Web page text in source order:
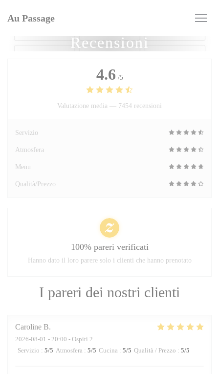
Au Passage
Recensioni
I pareri dei nostri clienti
Caroline B
2026-08-01 - 20:00 - Ospiti 2
Servizio : 5/5 Atmosfera : 5/5 Cucina : 5/5 Qualità / Prezzo : 5/5
4.6 /5
Valutazione media — 7454 recensioni
Servizio
Atmosfera
Menu
Qualità/Prezzo
100% pareri verificati
Hanno dato il loro parere solo i clienti che hanno prenotato